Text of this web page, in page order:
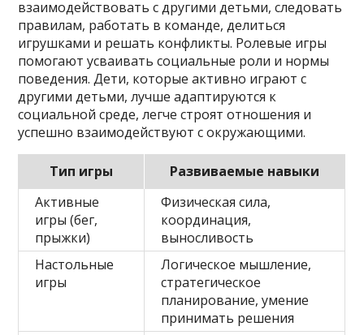
взаимодействовать с другими детьми, следовать
правилам, работать в команде, делиться
игрушками и решать конфликты. Ролевые игры
помогают усваивать социальные роли и нормы
поведения. Дети, которые активно играют с
другими детьми, лучше адаптируются к
социальной среде, легче строят отношения и
успешно взаимодействуют с окружающими.
Тип игры
Развиваемые навыки
Активные
игры (бег,
прыжки)
Физическая сила,
координация,
выносливость
Настольные
игры
Логическое мышление,
стратегическое
планирование, умение
принимать решения